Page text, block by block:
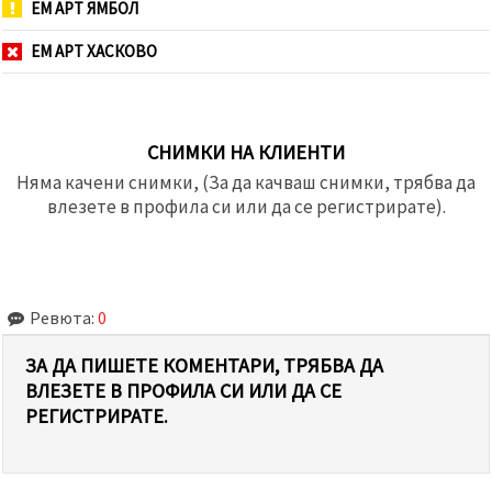
ЕМ АРТ ЯМБОЛ
ЕМ АРТ ХАСКОВО
СНИМКИ НА КЛИЕНТИ
Няма качени снимки, (За да качваш снимки, трябва да
влезете в профила си или да се регистрирате).
Ревюта: 0
ЗА ДА ПИШЕТЕ КОМЕНТАРИ, ТРЯБВА ДА
ВЛЕЗЕТЕ В ПРОФИЛА СИ ИЛИ ДА СЕ
РЕГИСТРИРАТЕ.